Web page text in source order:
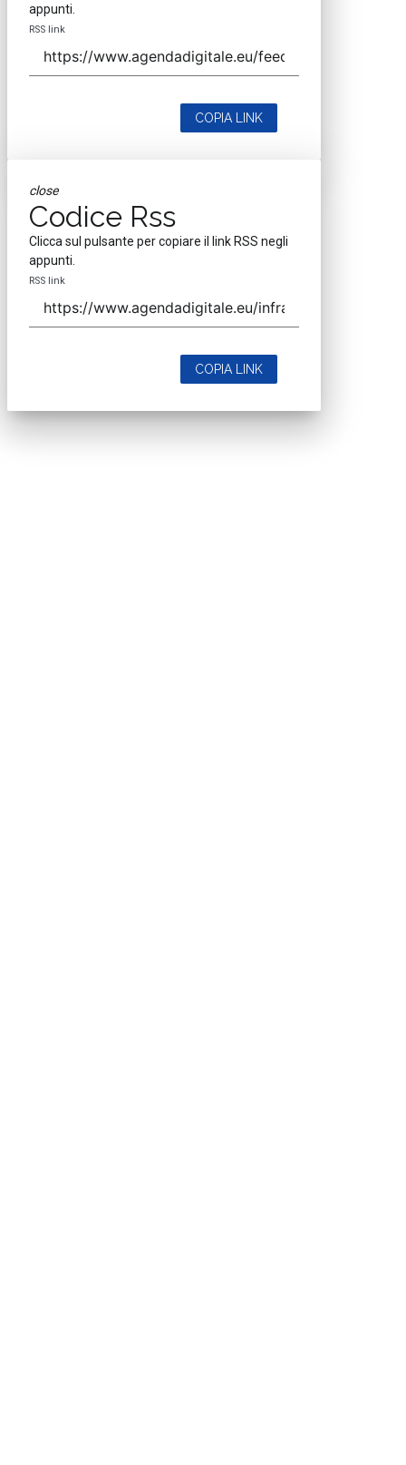
appunti.
RSS link
COPIA LINK
close
Codice Rss
Clicca sul pulsante per copiare il link RSS negli
appunti.
RSS link
COPIA LINK